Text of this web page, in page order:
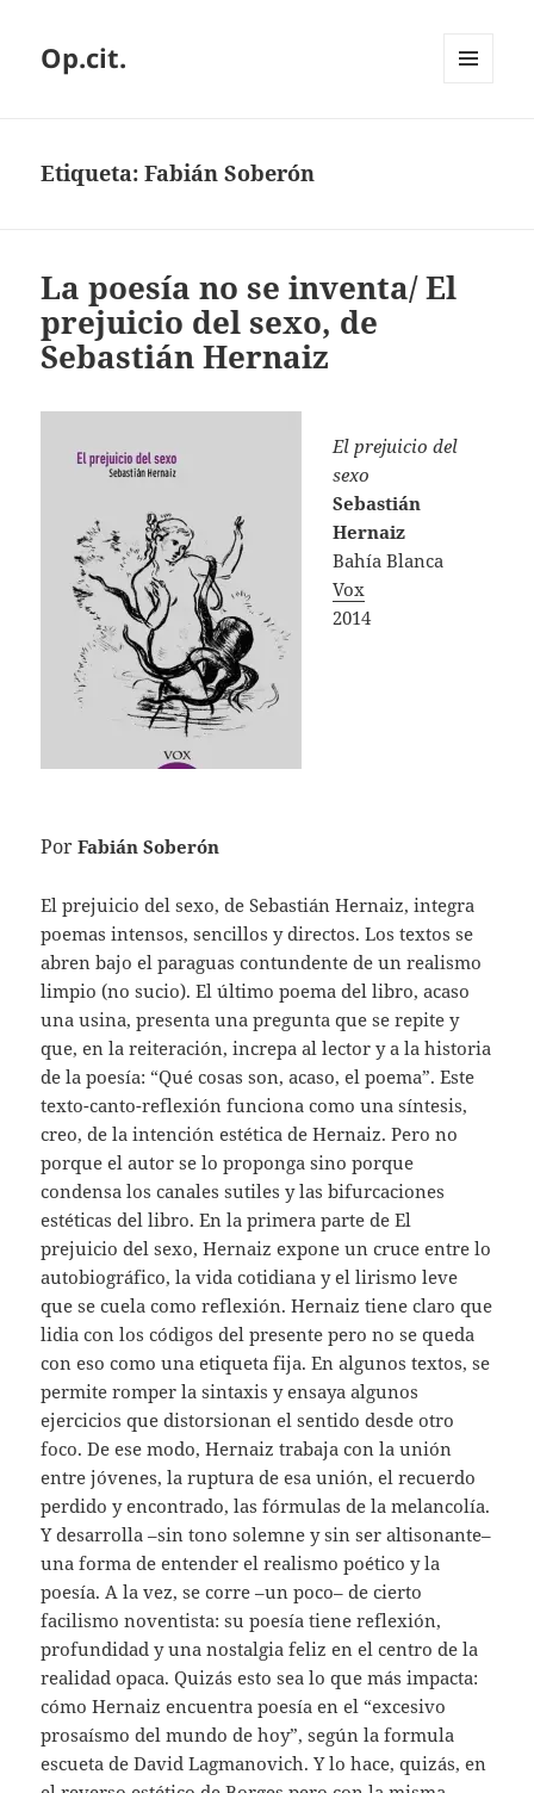
Op.cit.
Etiqueta:Fabián Soberón
La poesía no se inventa/ El
prejuicio del sexo, de
Sebastián Hernaiz
El prejuicio del
sexo
Sebastián
Hernaiz
Bahía Blanca
Vox
2014
Por Fabián Soberón
El prejuicio del sexo, de Sebastián Hernaiz, integra
poemas intensos, sencillos y directos. Los textos se
abren bajo el paraguas contundente de un realismo
limpio (no sucio). El último poema del libro, acaso
una usina, presenta una pregunta que se repite y
que, en la reiteración, increpa al lector y a la historia
de la poesía: “Qué cosas son, acaso, el poema”. Este
texto-canto-reflexión funciona como una síntesis,
creo, de la intención estética de Hernaiz. Pero no
porque el autor se lo proponga sino porque
condensa los canales sutiles y las bifurcaciones
estéticas del libro. En la primera parte de El
prejuicio del sexo, Hernaiz expone un cruce entre lo
autobiográfico, la vida cotidiana y el lirismo leve
que se cuela como reflexión. Hernaiz tiene claro que
lidia con los códigos del presente pero no se queda
con eso como una etiqueta fija. En algunos textos, se
permite romper la sintaxis y ensaya algunos
ejercicios que distorsionan el sentido desde otro
foco. De ese modo, Hernaiz trabaja con la unión
entre jóvenes, la ruptura de esa unión, el recuerdo
perdido y encontrado, las fórmulas de la melancolía.
Y desarrolla –sin tono solemne y sin ser altisonante–
una forma de entender el realismo poético y la
poesía. A la vez, se corre –un poco– de cierto
facilismo noventista: su poesía tiene reflexión,
profundidad y una nostalgia feliz en el centro de la
realidad opaca. Quizás esto sea lo que más impacta:
cómo Hernaiz encuentra poesía en el “excesivo
prosaísmo del mundo de hoy”, según la formula
escueta de David Lagmanovich. Y lo hace, quizás, en